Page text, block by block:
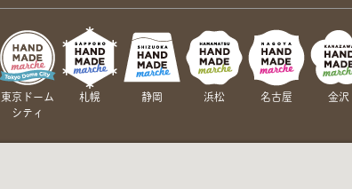
東京ドーム
シティ
札幌 静岡 浜松 名古屋 金沢